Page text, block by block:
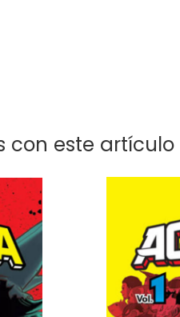
con este artículo